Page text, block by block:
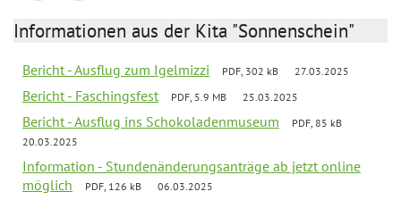
Informationen aus der Kita "Sonnenschein"
Bericht - Ausflug zum Igelmizzi PDF, 302 kB 27.03.2025
Bericht - Faschingsfest PDF, 5.9 MB 25.03.2025
Bericht - Ausflug ins Schokoladenmuseum
PDF, 85 kB
20.03.2025
Information - Stundenänderungsanträge ab jetzt online
möglich
PDF, 126 kB 06.03.2025